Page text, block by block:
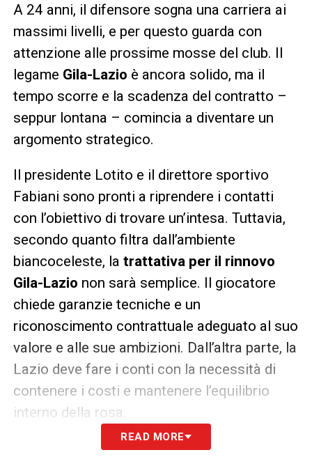
A 24 anni, il difensore sogna una carriera ai
massimi livelli, e per questo guarda con
attenzione alle prossime mosse del club. Il
legame Gila-Lazio è ancora solido, ma il
tempo scorre e la scadenza del contratto –
seppur lontana – comincia a diventare un
argomento strategico.
Il presidente Lotito e il direttore sportivo
Fabiani sono pronti a riprendere i contatti
con l’obiettivo di trovare un’intesa. Tuttavia,
secondo quanto filtra dall’ambiente
biancoceleste, la trattativa per il rinnovo
Gila-Lazio non sarà semplice. Il giocatore
chiede garanzie tecniche e un
riconoscimento contrattuale adeguato al suo
valore e alle sue ambizioni. Dall’altra parte, la
Lazio deve fare i conti con la necessità di
contenere i costi e mantenere l’equilibrio
interno della rosa.
In sintesi, il casoGila-Laziorappresenta uno
READ MORE